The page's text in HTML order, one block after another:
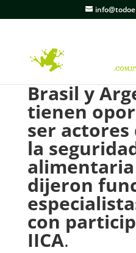
Brasil y
tienen
ser actores
la
dijeron
con
IICA.